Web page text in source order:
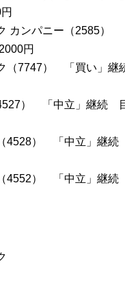
カンパニー（2585）
円
ク（7747） 「買い」
） 「中立」継続
4528） 「中立」継
4552） 「中立」継